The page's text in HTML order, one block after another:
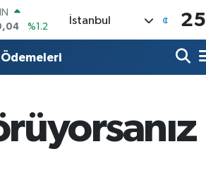
%0.18
%0.32
%2.59
%-19
İstanbul 25
Ödemeleri